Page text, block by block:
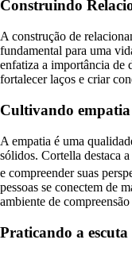
Construindo
A construção de
fundamental para uma
enfatiza a importância de
fortalecer laços e criar
Cultivando empatia
A empatia é uma
sólidos. Cortella destaca
e compreender suas
pessoas se conectem de
ambiente de
Praticando a